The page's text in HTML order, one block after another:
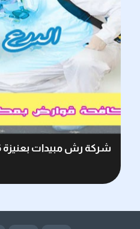
شركة رش مبيدات بعنيزة 0503162506